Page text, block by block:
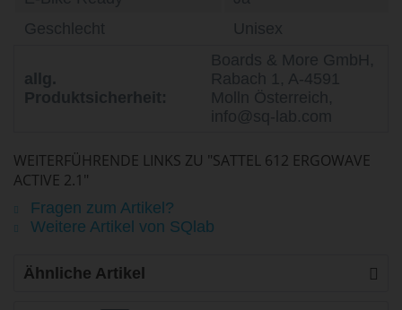
Geschlecht
Unisex
allg.
Produktsicherheit:
Boards & More GmbH,
Rabach 1, A-4591
Molln Österreich,
info@sq-lab.com
WEITERFÜHRENDE LINKS ZU "SATTEL 612 ERGOWAVE
ACTIVE 2.1"
Fragen zum Artikel?
Weitere Artikel von SQlab
Ähnliche Artikel